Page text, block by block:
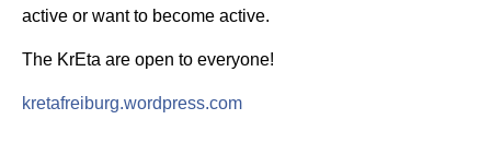
active or want to become active.
The KrEta are open to everyone!
kretafreiburg.wordpress.com